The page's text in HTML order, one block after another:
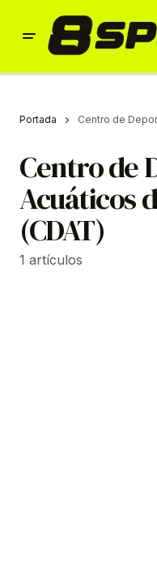
Portada Centro de
Centro de
Acuáticos
(CDAT)
1 artículos